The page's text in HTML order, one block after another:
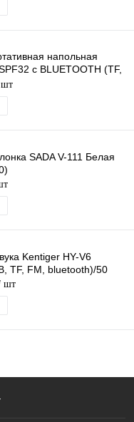
напольная
с BLUETOOTH (TF,
SADA V-111 Белая
Kentiger HY-V6
TF, FM, bluetooth)/50
шт